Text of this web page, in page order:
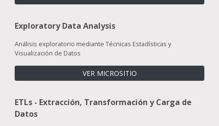
Exploratory Data Analysis
Análisis exploratorio mediante Técnicas Estadísticas y
Visualización de Datos
VER MICROSITIO
ETLs - Extracción, Transformación y Carga de
Datos